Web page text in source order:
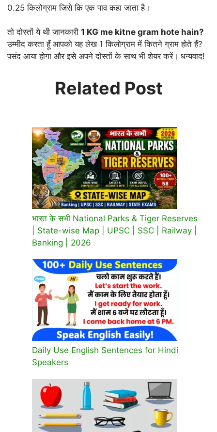
0.25 किलोग्राम जिसे कि एक पाव कहा जाता है।
तो दोस्तों ये थी जानकारी 1 KG me kitne gram hote hain?
उम्मीद करता हूँ आपको यह लेख 1 किलोग्राम में कितने ग्राम होते हैं?
पसंद आया होगा और इसे अपने दोस्तों के साथ भी शेयर करें। धन्यवाद!
Related Post
भारत के सभी National Parks & Tiger Reserves
| State-wise Map | UPSC | SSC | Railway |
Banking | 2026
Daily Use English Sentences for Hindi
Speakers